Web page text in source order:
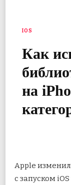
IOS
Как
на
Apple
с запуском